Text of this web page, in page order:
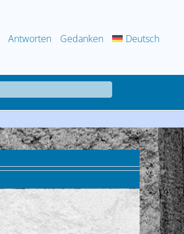
Antworten Gedanken Deutsch